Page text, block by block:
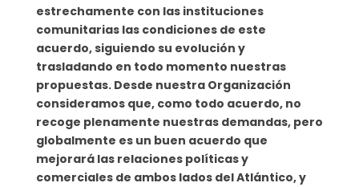
estrechamente con las instituciones
comunitarias las condiciones de este
acuerdo, siguiendo su evolución y
trasladando en todo momento nuestras
propuestas. Desde nuestra Organización
consideramos que, como todo acuerdo, no
recoge plenamente nuestras demandas, pero
globalmente es un buen acuerdo que
mejorará las relaciones políticas y
comerciales de ambos lados del Atlántico, y